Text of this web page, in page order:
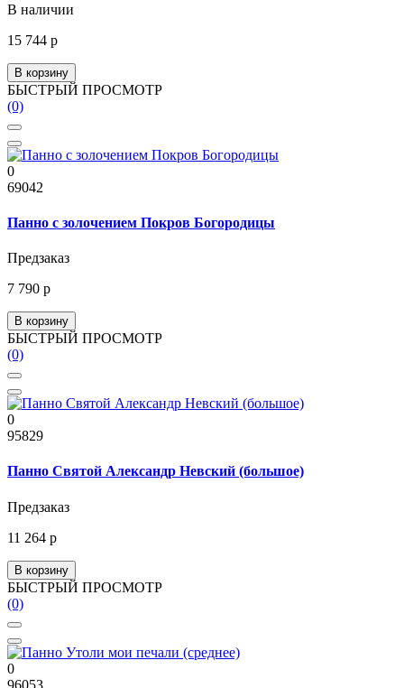
В наличии
15 744 р
В корзину
БЫСТРЫЙ ПРОСМОТР
(0)
0
69042
Панно с золочением Покров Богородицы
Предзаказ
7 790 р
В корзину
БЫСТРЫЙ ПРОСМОТР
(0)
0
95829
Панно Святой Александр Невский (большое)
Предзаказ
11 264 р
В корзину
БЫСТРЫЙ ПРОСМОТР
(0)
0
96053